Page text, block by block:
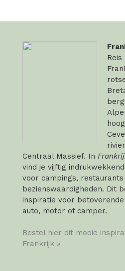
Centraal Massief. In
vind je vijftig
voor campings, restaurants
bezienswaardigheden. Dit
inspiratie voor
auto, motor of camper.
Bestel hier dit mooie
Frankrijk »